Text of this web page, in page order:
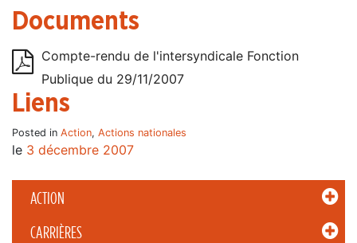
ACTION
CARRIÈRES
Documents
Compte-rendu de l'intersyndicale Fonction
Publique du 29/11/2007
Liens
Posted in Action, Actions nationales
le 3 décembre 2007